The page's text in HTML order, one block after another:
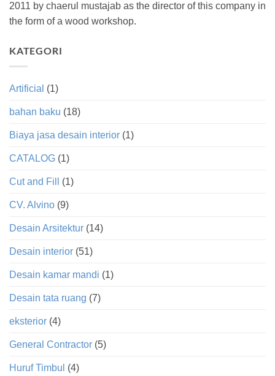
2011 by chaerul mustajab as the director of this company in
the form of a wood workshop.
KATEGORI
Artificial (1)
bahan baku (18)
Biaya jasa desain interior (1)
CATALOG (1)
Cut and Fill (1)
CV. Alvino (9)
Desain Arsitektur (14)
Desain interior (51)
Desain kamar mandi (1)
Desain tata ruang (7)
eksterior (4)
General Contractor (5)
Huruf Timbul (4)